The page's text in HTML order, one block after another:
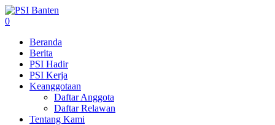
0
Beranda
Berita
PSI Hadir
PSI Kerja
Keanggotaan
Daftar Anggota
Daftar Relawan
Tentang Kami